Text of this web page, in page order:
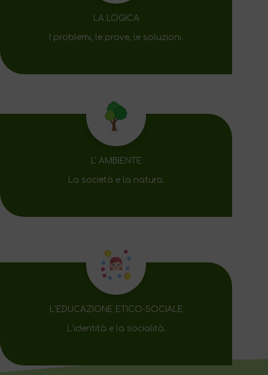
LA LOGICA
I problemi, le prove, le soluzioni.
L' AMBIENTE
La società e la natura.
L’EDUCAZIONE ETICO-SOCIALE
L’identità e la socialità.